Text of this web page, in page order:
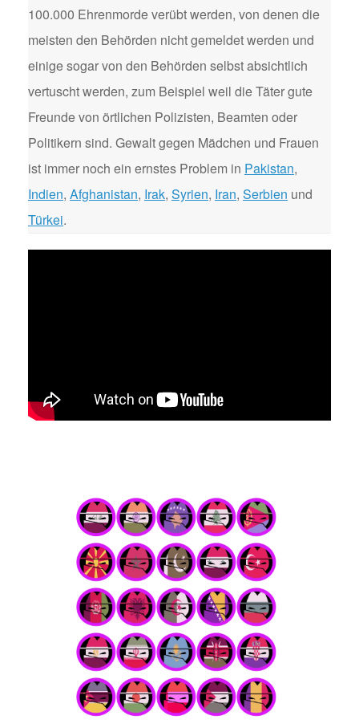
100.000 Ehrenmorde verübt werden, von denen die
meisten den Behörden nicht gemeldet werden und
einige sogar von den Behörden selbst absichtlich
vertuscht werden, zum Beispiel weil die Täter gute
Freunde von örtlichen Polizisten, Beamten oder
Politikern sind. Gewalt gegen Mädchen und Frauen
ist immer noch ein ernstes Problem in Pakistan,
Indien, Afghanistan, Irak, Syrien, Iran, Serbien und
Türkei.